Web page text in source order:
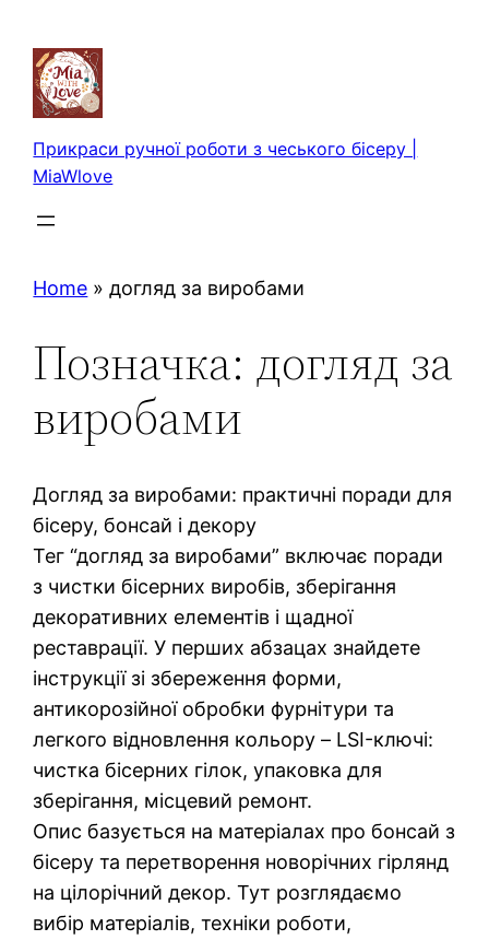
вмісту
Прикраси ручної роботи з чеського бісеру |
MiaWlove
Home »догляд за виробами
Позначка: догляд за
виробами
Догляд за виробами: практичні поради для
бісеру, бонсай і декору
Тег “догляд за виробами” включає поради
з чистки бісерних виробів, зберігання
декоративних елементів і щадної
реставрації. У перших абзацах знайдете
інструкції зі збереження форми,
антикорозійної обробки фурнітури та
легкого відновлення кольору – LSI-ключі:
чистка бісерних гілок, упаковка для
зберігання, місцевий ремонт.
Опис базується на матеріалах про бонсай з
бісеру та перетворення новорічних гірлянд
на цілорічний декор. Тут розглядаємо
вибір матеріалів, техніки роботи,